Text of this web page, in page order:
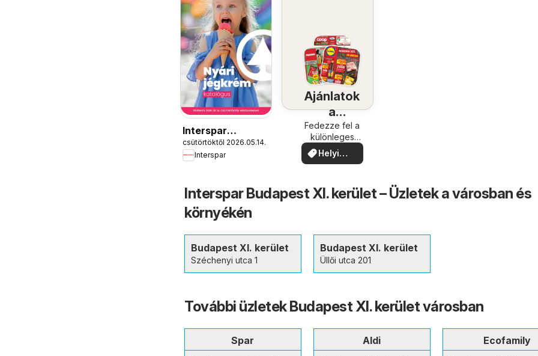
Interspar
Jégkrém
katalógus
csütörtöktől 2026.05.14.
Interspar
Ajánlatok
a
közelében
Fedezze fel a
különleges
ajánlatokat
Helyi
ajánlatok
Interspar Budapest XI. kerület – Üzletek a városban és
környékén
Budapest XI. kerület
Széchenyi utca 1
Budapest XI. kerület
Üllői utca 201
További üzletek Budapest XI. kerület városban
Spar
Aldi
Ecofamily